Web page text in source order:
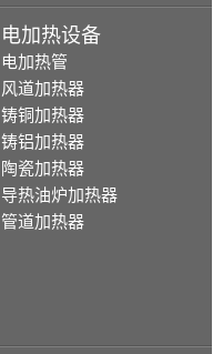
电加热设备
电加热管
风道加热器
铸铜加热器
铸铝加热器
陶瓷加热器
导热油炉加热器
管道加热器